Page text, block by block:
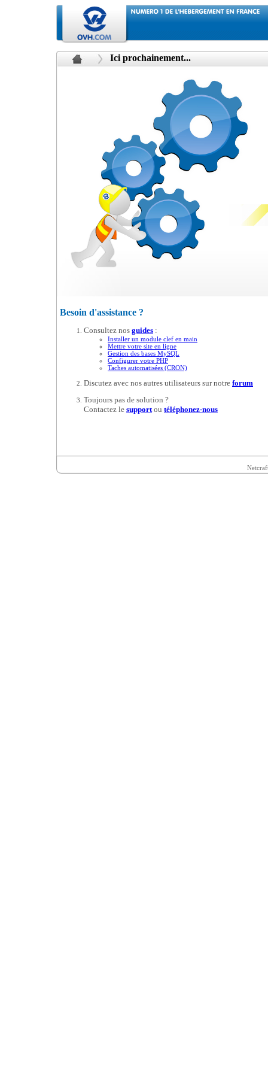
Ici prochainement...
Besoin d'assistance ?
Consultez nos guides :
Installer un module clef en main
Mettre votre site en ligne
Gestion des bases MySQL
Configurer votre PHP
Taches automatisées (CRON)
Discutez avec nos autres utilisateurs sur notre forum
Toujours pas de solution ?
Contactez le supportou téléphonez-nous